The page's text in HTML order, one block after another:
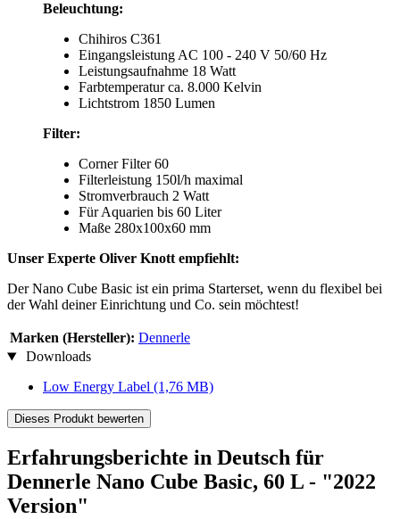
Beleuchtung:
Chihiros C361
Eingangsleistung AC 100 - 240 V 50/60 Hz
Leistungsaufnahme 18 Watt
Farbtemperatur ca. 8.000 Kelvin
Lichtstrom 1850 Lumen
Filter:
Corner Filter 60
Filterleistung 150l/h maximal
Stromverbrauch 2 Watt
Für Aquarien bis 60 Liter
Maße 280x100x60 mm
Unser Experte Oliver Knott empfiehlt:
Der Nano Cube Basic ist ein prima Starterset, wenn du flexibel bei
der Wahl deiner Einrichtung und Co. sein möchtest!
Marken (Hersteller): Dennerle
Downloads
Low Energy Label (1,76 MB)
Dieses Produkt bewerten
Erfahrungsberichte in Deutsch für
Dennerle Nano Cube Basic, 60 L - "2022
Version"